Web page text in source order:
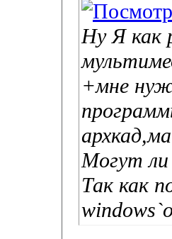
Ну Я как
+мне
Могут ли
Так как